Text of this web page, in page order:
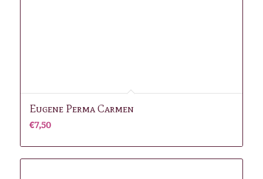
Eugene Perma Carmen
€7,50